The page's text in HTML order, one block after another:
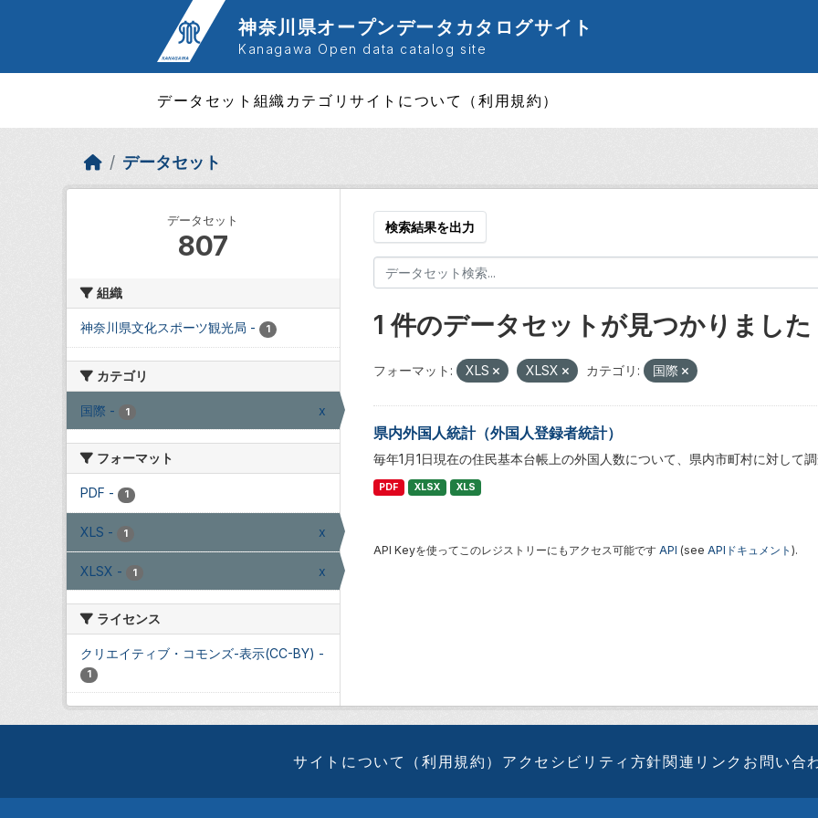
神奈川県オープンデータカタログサイト
Kanagawa Open data catalog site
データセット 組織 カテゴリサイトについて（利用規約）
データセット
データセット
807
組織
神奈川県文化スポーツ観光局 - 1
カテゴリ
国際 - 1 x
フォーマット
PDF - 1
XLS - 1 x
XLSX - 1 x
ライセンス
クリエイティブ・コモンズ-表示(CC-BY) -
1
検索結果を出力
1 件のデータセットが見つかりました
フォーマット: XLS XLSX カテゴリ: 国際
県内外国人統計（外国人登録者統計）
毎年1月1日現在の住民基本台帳上の外国人数について、県内市町村に対して
PDF XLSX XLS
API Keyを使ってこのレジストリーにもアクセス可能です API (see APIドキュメント ).
サイトについて（利用規約） アクセシビリティ方針関連リンク お問い合